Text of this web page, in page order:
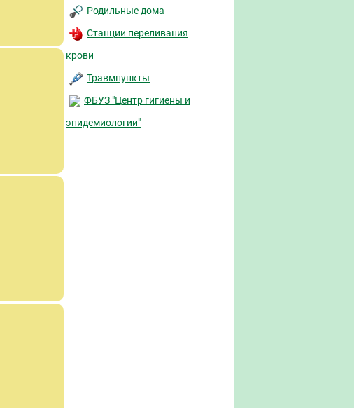
Родильные дома
Станции переливания
крови
Травмпункты
ФБУЗ "Центр гигиены и
эпидемиологии"